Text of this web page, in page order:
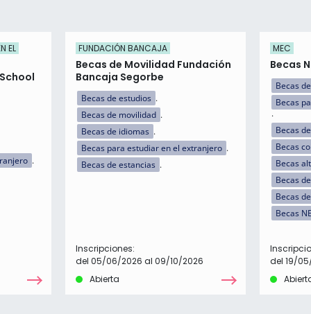
EL FUNDACIÓN BANCAJA
Becas de Movilidad Fundación
Bancaja Segorbe
Becas de estudios
Becas de movilidad
Becas de idiomas
Becas para estudiar en el extranjero
Becas de estancias
Inscripciones:
del 05/06/2026 al 09/10/2026
Abierta
MEC
Becas
Becas
Becas
Becas
Becas
Becas
Becas
Becas
Becas
del 19/